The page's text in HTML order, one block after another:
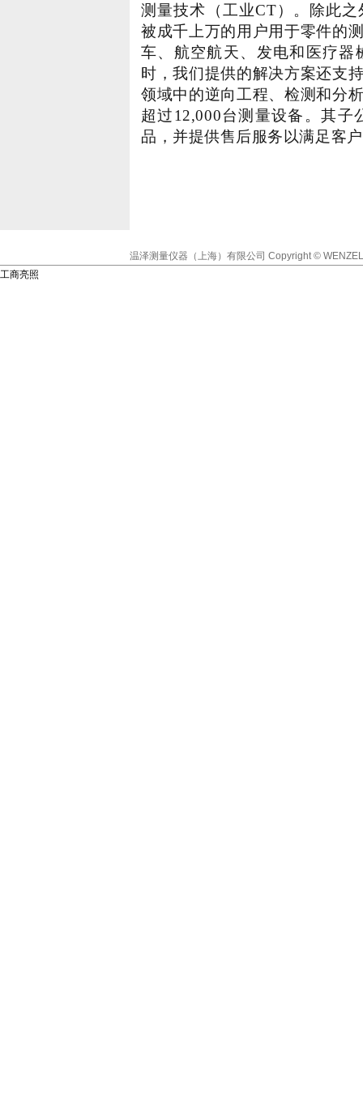
测量技术（工业CT）。除此
被成千上万的用户用于零件的
车、航空航天、发电和医疗
时，我们提供的解决方案还支
领域中的逆向工程、检测和分
超过12,000台测量设备。其
品，并提供售后服务以满足客
温泽测量仪器（上海）有限公司 Copyright ©
工商亮照